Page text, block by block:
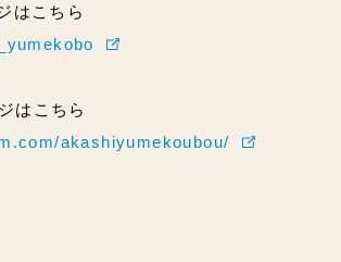
はこちら
はこちら
akashiyumekoubou/